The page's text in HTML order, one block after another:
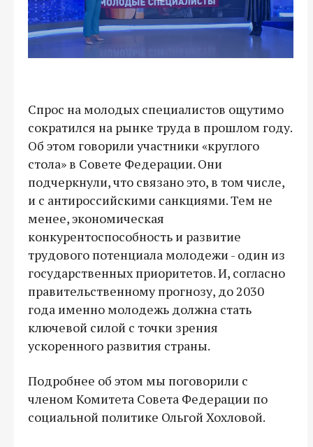
Спрос на молодых специалистов ощутимо
сократился на рынке труда в прошлом году.
Об этом говорили участники «круглого
стола» в Совете Федерации. Они
подчеркнули, что связано это, в том числе,
и с антироссийскими санкциями. Тем не
менее, экономическая
конкурентоспособность и развитие
трудового потенциала молодежи - один из
государственных приоритетов. И, согласно
правительственному прогнозу, до 2030
года именно молодежь должна стать
ключевой силой с точки зрения
ускоренного развития страны.
Подробнее об этом мы поговорили с
членом Комитета Совета Федерации по
социальной политике Ольгой Хохловой.